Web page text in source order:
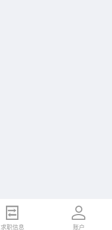
求职信息 账户